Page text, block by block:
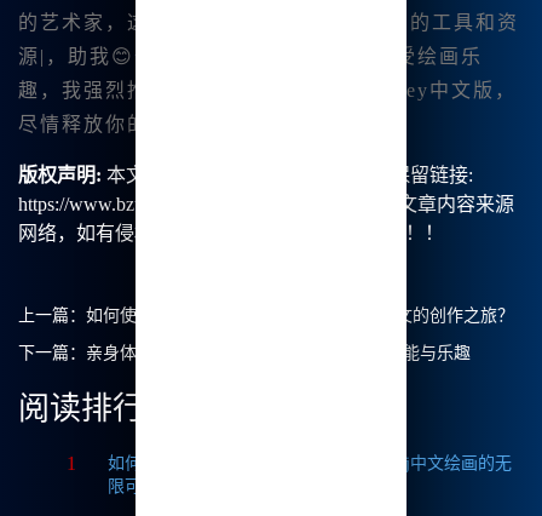
的艺术家，这个平台都能为我们提供丰富的工具和资
源|，助我😊们一臂之力。为了更好地享受绘画乐
趣，我强烈推荐大家也来试试 M.idjourney中文版，
尽情释放你的创作潜力吧！
版权声明: 本文由【B族智能】原创，转载请保留链接:
https://www.bzu.cn/news/show/8478.html，部分文章内容来源
网络，如有侵权请联系我们删除处理。谢谢！！！
上一篇： 如何使用 Midjourney 中文绘画实现以图生文的创作之旅？
下一篇： 亲身体验Midjourney中文版：绘画的无限可能与乐趣
阅读排行
1
如何获取Midjourney破解版免费？探索Mj中文绘画的无
限可能